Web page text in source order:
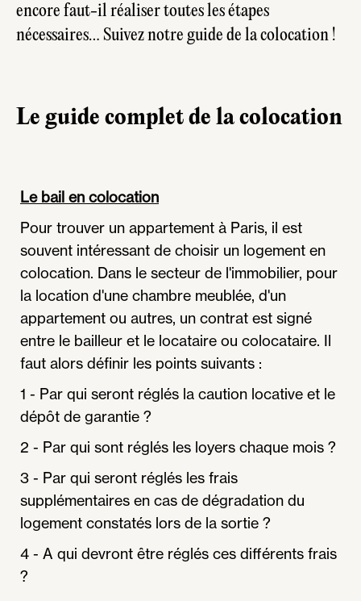
encore faut-il réaliser toutes les étapes
nécessaires… Suivez notre guide de la colocation !
Le guide complet de la colocation
Le bail en colocation
Pour trouver un appartement à Paris, il est
souvent intéressant de choisir un logement en
colocation. Dans le secteur de l'immobilier, pour
la location d'une chambre meublée, d'un
appartement ou autres, un contrat est signé
entre le bailleur et le locataire ou colocataire. Il
faut alors définir les points suivants :
1 - Par qui seront réglés la caution locative et le
dépôt de garantie ?
2 - Par qui sont réglés les loyers chaque mois ?
3 - Par qui seront réglés les frais
supplémentaires en cas de dégradation du
logement constatés lors de la sortie ?
4 - A qui devront être réglés ces différents frais
?